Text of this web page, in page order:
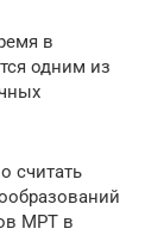
в
одним из
считать
МРТ в